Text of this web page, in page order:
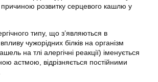
причиною розвитку серцевого кашлю у
типу, що з’являються в
впливу чужорідних білків на організм
на тлі алергічні реакції) іменується
астмою, відрізняється постійними